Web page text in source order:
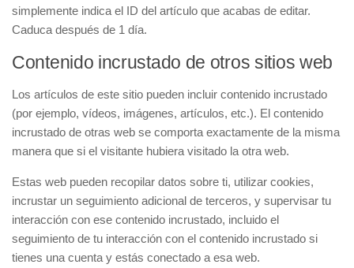
simplemente indica el ID del artículo que acabas de editar.
Caduca después de 1 día.
Contenido incrustado de otros sitios web
Los artículos de este sitio pueden incluir contenido incrustado
(por ejemplo, vídeos, imágenes, artículos, etc.). El contenido
incrustado de otras web se comporta exactamente de la misma
manera que si el visitante hubiera visitado la otra web.
Estas web pueden recopilar datos sobre ti, utilizar cookies,
incrustar un seguimiento adicional de terceros, y supervisar tu
interacción con ese contenido incrustado, incluido el
seguimiento de tu interacción con el contenido incrustado si
tienes una cuenta y estás conectado a esa web.